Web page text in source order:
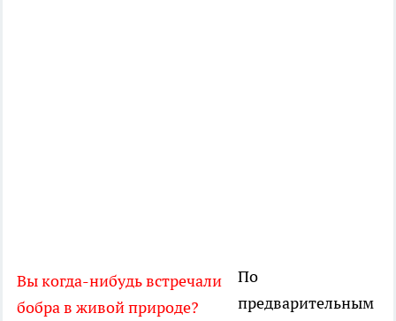
Вы когда-нибудь встречали
бобра в живой природе?
По
предварительным